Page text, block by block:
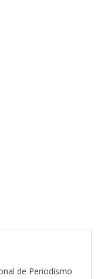
de Periodismo